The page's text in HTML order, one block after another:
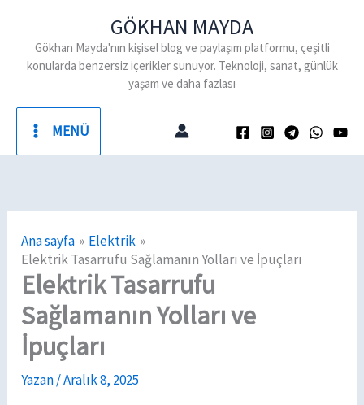
GÖKHAN MAYDA
Gökhan Mayda'nın kişisel blog ve paylaşım platformu, çeşitli
konularda benzersiz içerikler sunuyor. Teknoloji, sanat, günlük
yaşam ve daha fazlası
MENÜ
Ana sayfa
Elektrik
Elektrik Tasarrufu Sağlamanın Yolları ve İpuçları
Elektrik Tasarrufu
Sağlamanın Yolları ve
İpuçları
Yazan/Aralık 8, 2025